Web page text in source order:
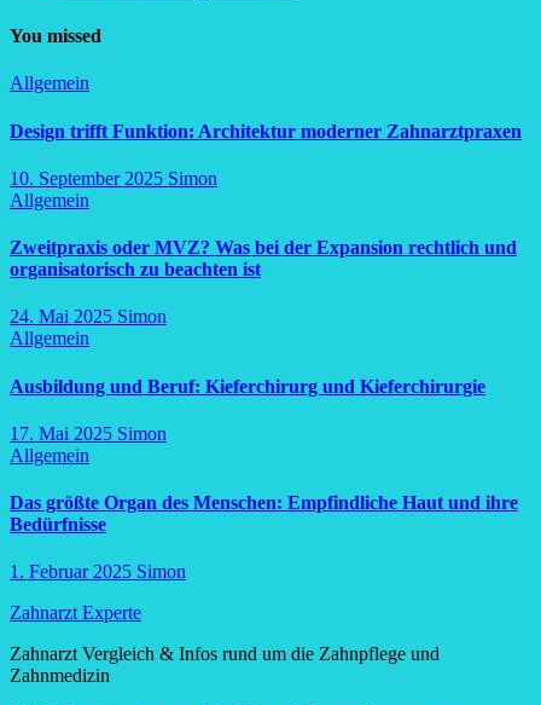
You missed
Allgemein
Design trifft Funktion: Architektur moderner Zahnarztpraxen
10. September 2025 Simon
Allgemein
Zweitpraxis oder MVZ? Was bei der Expansion rechtlich und
organisatorisch zu beachten ist
24. Mai 2025 Simon
Allgemein
Ausbildung und Beruf: Kieferchirurg und Kieferchirurgie
17. Mai 2025 Simon
Allgemein
Das größte Organ des Menschen: Empfindliche Haut und ihre
Bedürfnisse
1. Februar 2025 Simon
Zahnarzt Experte
Zahnarzt Vergleich & Infos rund um die Zahnpflege und
Zahnmedizin